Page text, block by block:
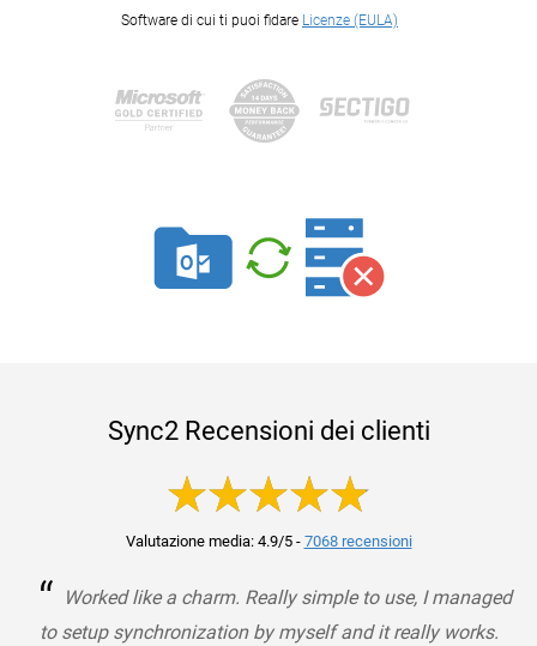
Software di cui ti puoi fidare Licenze (EULA)
Sync2 Recensioni dei clienti
Valutazione media: 4.9/5 - 7068 recensioni
“
Worked like a charm. Really simple to use, I managed
to setup synchronization by myself and it really works.